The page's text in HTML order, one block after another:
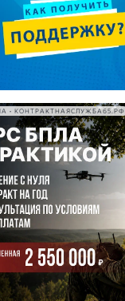
• КОНТРАКТНАЯСЛУЖБА65.РФ